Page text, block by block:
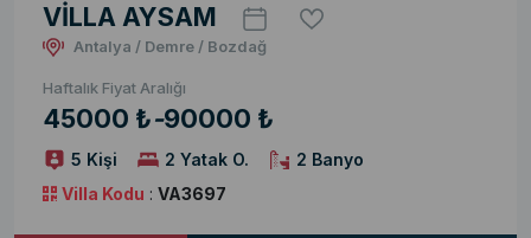
VİLLA AYSAM
Antalya / Demre / Bozdağ
Haftalık Fiyat Aralığı
45000 ₺-90000 ₺
5 Kişi 2 Yatak O.
2 Banyo
Villa Kodu : VA3697